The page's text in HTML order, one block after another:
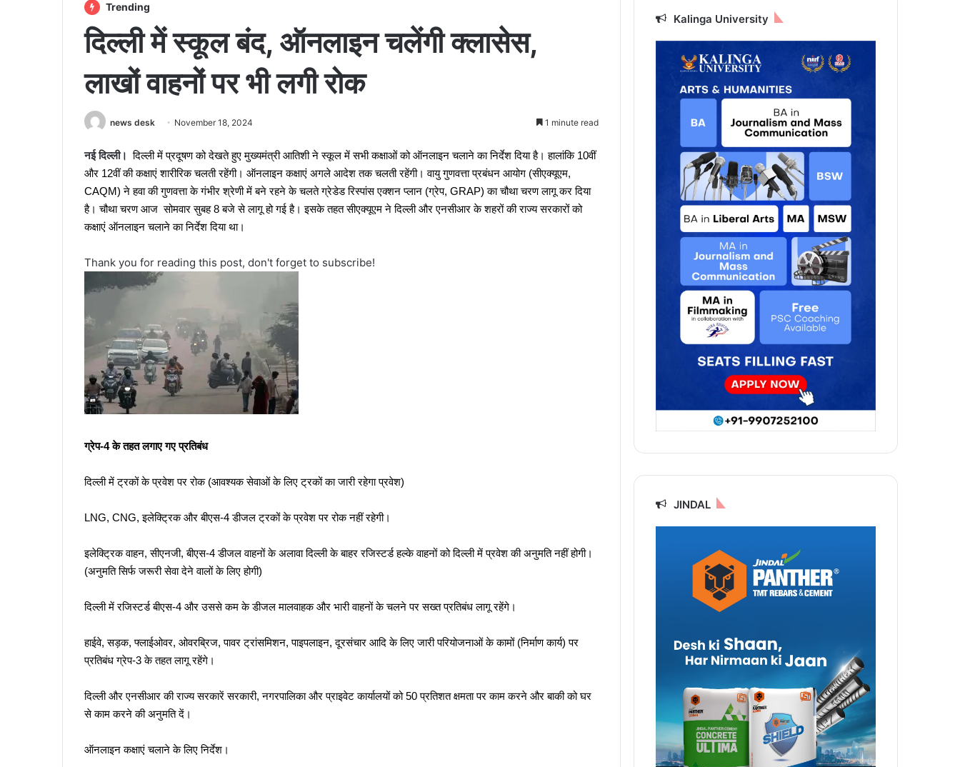
Trending
दिल्ली में स्कूल बंद, ऑनलाइन चलेंगी क्लासेस,
लाखों वाहनों पर भी लगी रोक
news desk November 18, 2024 1 minute read
नई दिल्ली। दिल्ली में प्रदूषण को देखते हुए मुख्यमंत्री आतिशी ने स्कूल में सभी कक्षाओं को ऑनलाइन चलाने का निर्देश दिया है। हालांकि 10वीं
और 12वीं की कक्षाएं शारीरिक चलती रहेंगी। ऑनलाइन कक्षाएं अगले आदेश तक चलती रहेंगी। वायु गुणवत्ता प्रबंधन आयोग (सीएक्यूएम,
CAQM) ने हवा की गुणवत्ता के गंभीर श्रेणी में बने रहने के चलते ग्रेडेड रिस्पांस एक्शन प्लान (ग्रेप, GRAP) का चौथा चरण लागू कर दिया
है।चौथा चरण आज सोमवार सुबह 8 बजे से लागू हो गई है। इसके तहत सीएक्यूएम ने दिल्ली और एनसीआर के शहरों की राज्य सरकारों को
कक्षाएं ऑनलाइन चलाने का निर्देश दिया था।
Thank you for reading this post, don't forget to subscribe!
ग्रेप-4 के तहत लगाए गए प्रतिबंध
दिल्ली में ट्रकों के प्रवेश पर रोक (आवश्यक सेवाओं के लिए ट्रकों का जारी रहेगा प्रवेश)
LNG, CNG, इलेक्ट्रिक और बीएस-4 डीजल ट्रकों के प्रवेश पर रोक नहीं रहेगी।
इलेक्ट्रिक वाहन, सीएनजी, बीएस-4 डीजल वाहनों के अलावा दिल्ली के बाहर रजिस्टर्ड हल्के वाहनों को दिल्ली में प्रवेश की अनुमति नहीं होगी।
(अनुमति सिर्फ जरूरी सेवा देने वालों के लिए होगी)
दिल्ली में रजिस्टर्ड बीएस-4 और उससे कम के डीजल मालवाहक और भारी वाहनों के चलने पर सख्त प्रतिबंध लागू रहेंगे।
हाईवे, सड़क, फ्लाईओवर, ओवरब्रिज, पावर ट्रांसमिशन, पाइपलाइन, दूरसंचार आदि के लिए जारी परियोजनाओं के कामों (निर्माण कार्य) पर
प्रतिबंध ग्रेप-3 के तहत लागू रहेंगे।
दिल्ली और एनसीआर की राज्य सरकारें सरकारी, नगरपालिका और प्राइवेट कार्यालयों को 50 प्रतिशत क्षमता पर काम करने और बाकी को घर
से काम करने की अनुमति दें।
ऑनलाइन कक्षाएं चलाने के लिए निर्देश।
Kalinga University
JINDAL